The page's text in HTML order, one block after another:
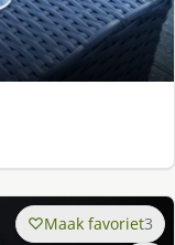
Maak favoriet3